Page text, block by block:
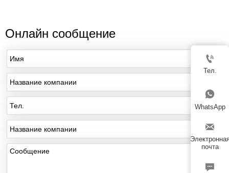
Онлайн сообщение

Тел.

WhatsApp

почта
